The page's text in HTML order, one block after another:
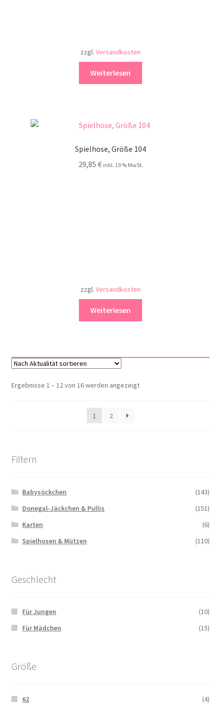
zzgl. Versandkosten
Weiterlesen
Spielhose, Größe 104
29,85 € inkl. 19 % MwSt.
zzgl. Versandkosten
Weiterlesen
Ergebnisse 1 – 12 von 16 werden angezeigtNach
1
2
Filtern
Babysöckchen
(143)
Donegal-Jäckchen & Pullis
(151)
Karten
(6)
Spielhosen & Mützen
(110)
Geschlecht
Für Jungen
(10)
Für Mädchen
(15)
Größe
62
(4)